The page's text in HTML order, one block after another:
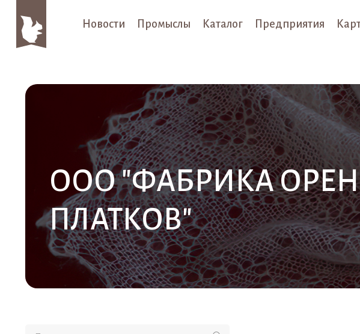
Новости Промыслы Каталог Предприятия
ООО "ФАБРИКА
ПЛАТКОВ"